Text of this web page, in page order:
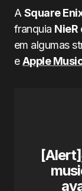
A Square
franquia NieR
em algumas
eApple
[Alert]